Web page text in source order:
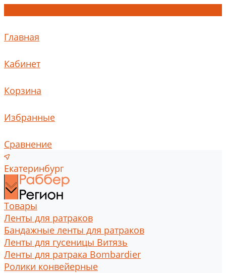
Главная
Кабинет
Корзина
Избранные
Сравнение
Екатеринбург
Товары
Ленты для ратраков
Бандажные ленты для ратраков
Ленты для гусеницы Витязь
Ленты для ратрака Bombardier
Ролики конвейерные